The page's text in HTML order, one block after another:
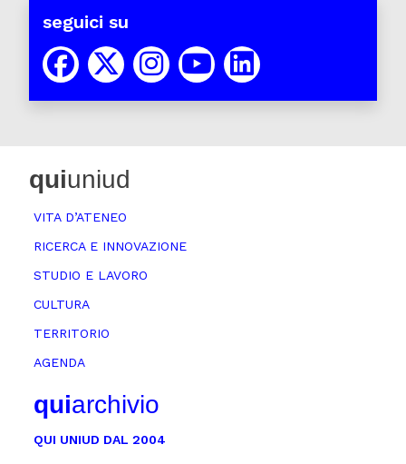
seguici su
quiuniud
VITA D’ATENEO
RICERCA E INNOVAZIONE
STUDIO E LAVORO
CULTURA
TERRITORIO
AGENDA
quiarchivio
QUI UNIUD DAL 2004